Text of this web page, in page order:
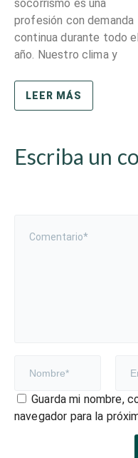
socorrismo es una
profesión con demanda
continua durante todo el
año. Nuestro clima y
LEER MÁS
Escriba un
Guarda mi nombre,
navegador para la